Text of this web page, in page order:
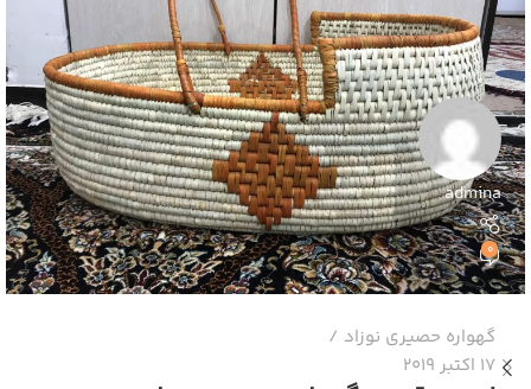
admina
0
گهواره حصیری نوزاد
17 اکتبر 2019